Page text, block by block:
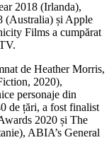
2018 (Irlanda),
(Australia) și Apple
Films a cumpărat
de Heather Morris,
2020),
personaje din
de țări, a fost finalist
2020 și The
ABIA’s General